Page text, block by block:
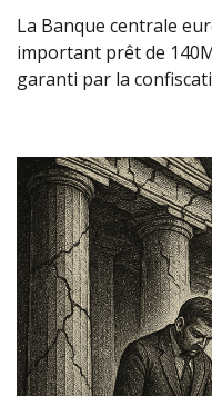
La Banque centrale
important prêt de
garanti par la